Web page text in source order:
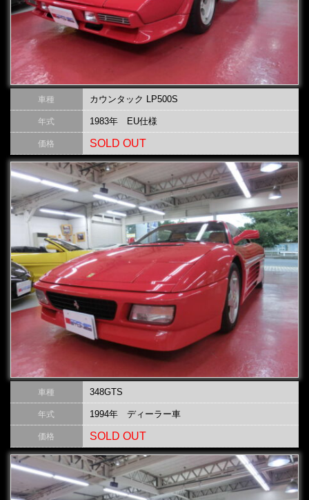
車種 カウンタック LP500S
年式 1983年 EU仕様
価格 SOLD OUT
車種 348GTS
年式 1994年 ディーラー車
価格 SOLD OUT